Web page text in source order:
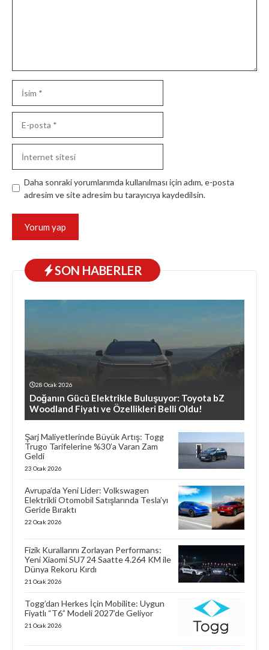
posta
sitesi
Daha sonraki yorumlarımda kullanılması için adım, e-posta
adresim ve site adresim bu tarayıcıya kaydedilsin.
SON HABERLER
28 Ocak 2026
Doğanın Gücü Elektrikle Buluşuyor: Toyota bZ
Woodland Fiyatı ve Özellikleri Belli Oldu!
Şarj Maliyetlerinde Büyük Artış: Togg
Trugo Tarifelerine %30’a Varan Zam
Geldi
23 Ocak 2026
Avrupa’da Yeni Lider: Volkswagen
Elektrikli Otomobil Satışlarında Tesla’yı
Geride Bıraktı
22 Ocak 2026
Fizik Kurallarını Zorlayan Performans:
Yeni Xiaomi SU7 24 Saatte 4.264 KM ile
Dünya Rekoru Kırdı
21 Ocak 2026
Togg’dan Herkes İçin Mobilite: Uygun
Fiyatlı “T6” Modeli 2027’de Geliyor
21 Ocak 2026